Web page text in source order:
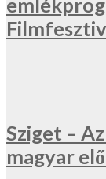
Sziget –
magyar